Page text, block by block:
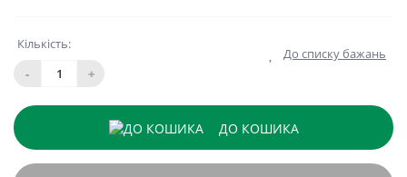
Кількість:
-
+
До списку бажань
ДО КОШИКА